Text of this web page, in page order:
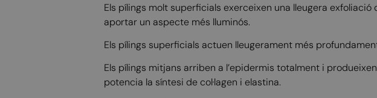
Els pílings molt superficials exerceixen una lleugera
aportar un aspecte més lluminós.
Els pílings superficials actuen lleugerament més
Els pílings mitjans arriben a l’epidermis totalment i
potencia la síntesi de col·lagen i elastina.